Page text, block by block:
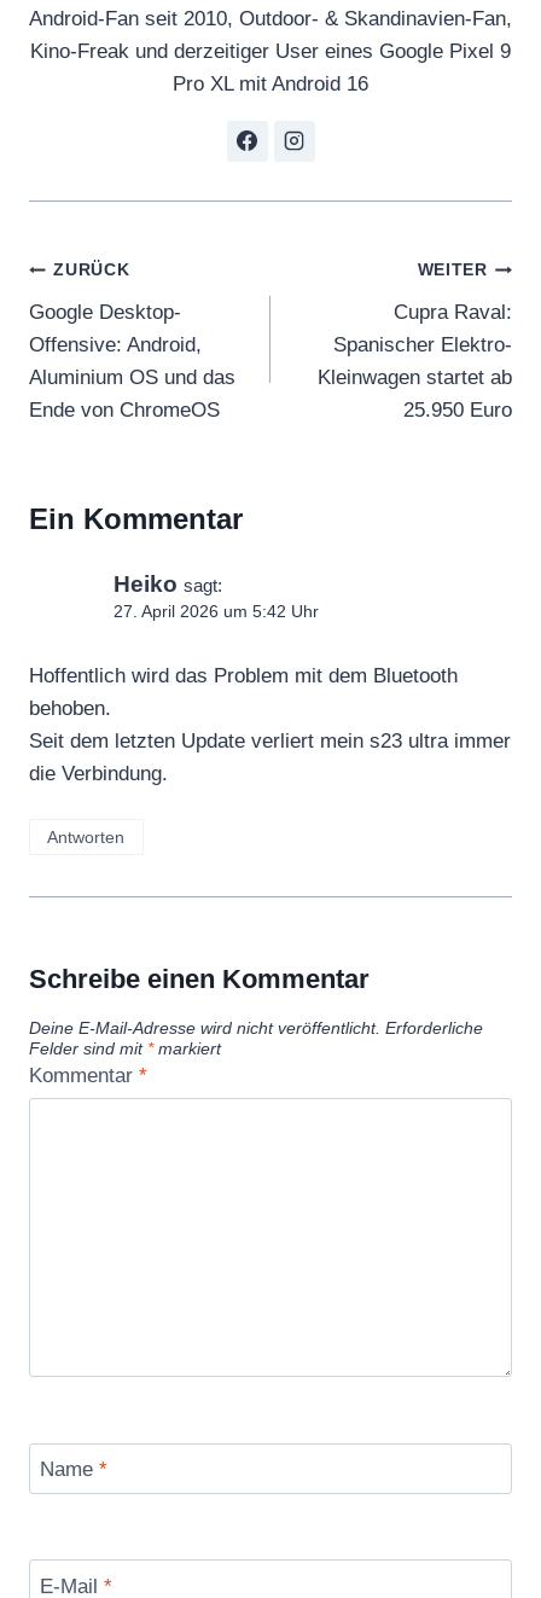
Android-Fan seit 2010, Outdoor- & Skandinavien-Fan,
Kino-Freak und derzeitiger User eines Google Pixel 9
Pro XL mit Android 16
Beitragsnavigation
ZURÜCK
Google Desktop-
Offensive: Android,
Aluminium OS und das
Ende von ChromeOS
WEITER
Cupra Raval:
Spanischer Elektro-
Kleinwagen startet ab
25.950 Euro
Ein Kommentar
Heiko sagt:
27. April 2026 um 5:42 Uhr
Hoffentlich wird das Problem mit dem Bluetooth
behoben.
Seit dem letzten Update verliert mein s23 ultra immer
die Verbindung.
Antworten
Schreibe einen Kommentar
Deine E-Mail-Adresse wird nicht veröffentlicht. Erforderliche
Felder sind mit *markiert
Kommentar *
Name *
E-Mail *